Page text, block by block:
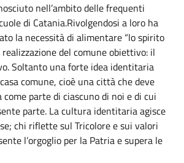
nell’ambito delle frequenti
di Catania.Rivolgendosi a loro ha
la necessità di alimentare “lo spirito
del comune obiettivo: il
Soltanto una forte idea identitaria
comune, cioè una città che deve
come parte di ciascuno di noi e di cui
parte. La cultura identitaria agisce
chi riflette sul Tricolore e sui valori
l’orgoglio per la Patria e supera le